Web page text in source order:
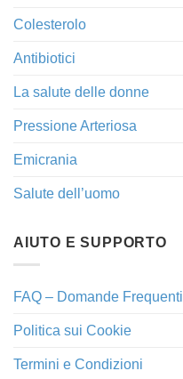
Colesterolo
Antibiotici
La salute delle donne
Pressione Arteriosa
Emicrania
Salute dell’uomo
AIUTO E SUPPORTO
FAQ – Domande Frequenti
Politica sui Cookie
Termini e Condizioni